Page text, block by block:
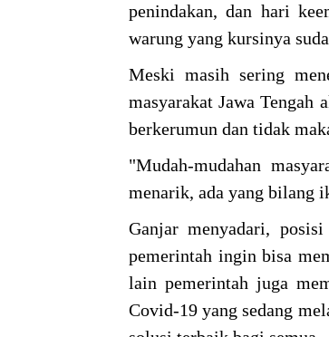
penindakan, dan hari
warung yang kursinya
Meski masih sering
masyarakat Jawa Tengah
berkerumun dan tidak
"Mudah-mudahan
menarik, ada yang bilang
Ganjar menyadari,
pemerintah ingin bisa
lain pemerintah juga
Covid-19 yang sedang